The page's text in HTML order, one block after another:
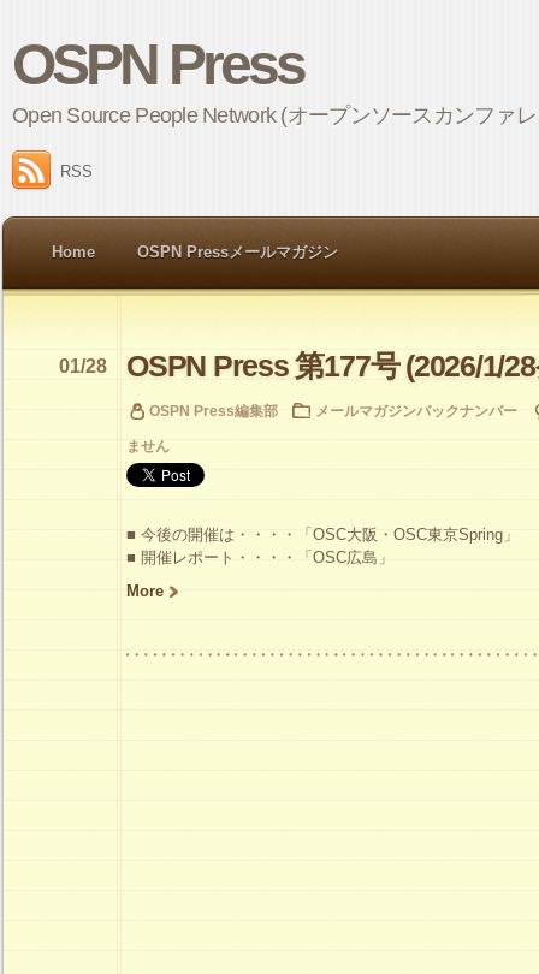
OSPN Press
Open Source People Network (オープンソースカンファ
RSS
Home OSPN Pressメールマガジン
OSPN Press 第177号 (2026/1/
01/28
OSPN Press編集部 メールマガジンバックナンバー
ません
■ 今後の開催は・・・・「OSC大阪・OSC東京Spring」
■ 開催レポート・・・・「OSC広島」
More